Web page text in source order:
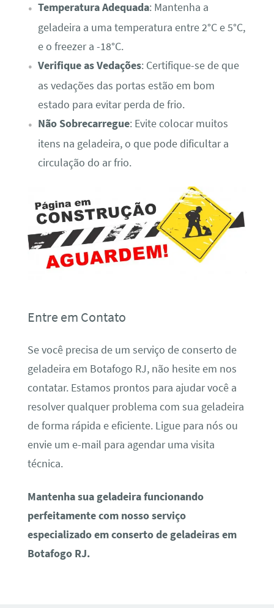
Temperatura Adequada: Mantenha a
geladeira a uma temperatura entre 2°C e 5°C,
e o freezer a -18°C.
Verifique as Vedações: Certifique-se de que
as vedações das portas estão em bom
estado para evitar perda de frio.
Não Sobrecarregue: Evite colocar muitos
itens na geladeira, o que pode dificultar a
circulação do ar frio.
Entre em Contato
Se você precisa de um serviço de conserto de
geladeira em Botafogo RJ, não hesite em nos
contatar. Estamos prontos para ajudar você a
resolver qualquer problema com sua geladeira
de forma rápida e eficiente. Ligue para nós ou
envie um e-mail para agendar uma visita
técnica.
Mantenha sua geladeira funcionando
perfeitamente com nosso serviço
especializado em conserto de geladeiras em
Botafogo RJ.